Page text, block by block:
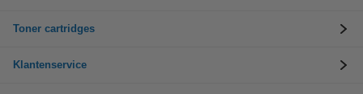
Toner cartridges
Klantenservice